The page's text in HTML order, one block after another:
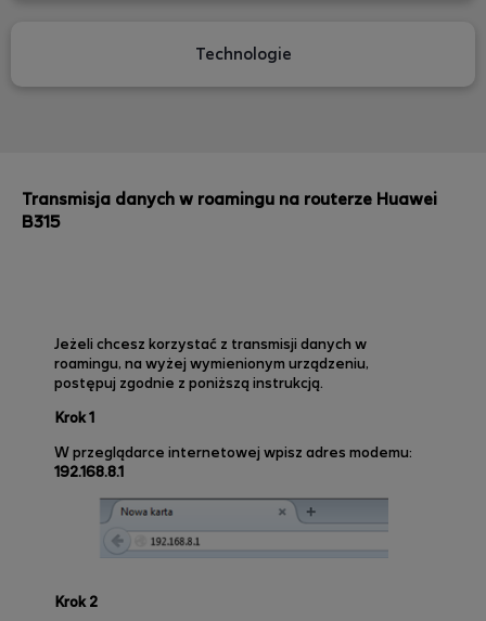
Technologie
Transmisja danych w roamingu na routerze Huawei
B315
Jeżeli chcesz korzystać z transmisji danych w
roamingu, na wyżej wymienionym urządzeniu,
postępuj zgodnie z poniższą instrukcją.
Krok 1
W przeglądarce internetowej wpisz adres modemu:
192.168.8.1
Krok 2